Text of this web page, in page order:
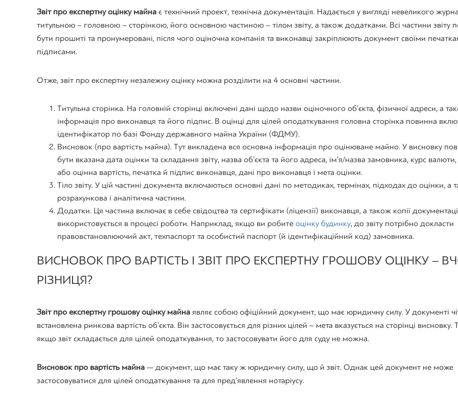
Звіт про експертну оцінку майна є технічний проект, технічна документація. Надається у вигляді невеликого
титульною – головною – сторінкою, його основною частиною – тілом звіту, а також додатками. Всі частини звіту
бути прошиті та пронумеровані, після чого оціночна компанія та виконавці закріплюють документ своїми
підписами.
Отже, звіт про експертну незалежну оцінку можна розділити на 4 основні частини.
Титульна сторінка. На головній сторінці включені дані щодо назви оціночного об’єкта, фізичної адреси, а
інформація про виконавця та його підпис. В оцінці для цілей оподаткування головна сторінка повинна
ідентифікатор по базі Фонду державного майна України (ФДМУ).
Висновок (про вартість майна). Тут викладена вся основна інформація про оцінюване майно. У висновку
бути вказана дата оцінки та складання звіту, назва об’єкта та його адреса, ім’я/назва замовника, курс
або оцінна вартість, печатка й підпис виконавця, дані про виконавця і мета оцінки.
Тіло звіту. У цій частині документа включаються основні дані по методиках, термінах, підходах до оцінки, а
розрахункова і аналітична частини.
Додатки. Ця частина включає в себе свідоцтва та сертифікати (ліцензії) виконавця, а також копії
використовується в процесі роботи. Наприклад, якщо ви робите оцінку будинку, до звіту потрібно докласти
правовстановлюючий акт, техпаспорт та особистий паспорт (й ідентифікаційний код) замовника.
ВИСНОВОК ПРО ВАРТІСТЬ І ЗВІТ ПРО ЕКСПЕРТНУ ГРОШОВУ ОЦІНКУ – В
РІЗНИЦЯ?
Звіт про експертну грошову оцінку майна являє собою офіційний документ, що має юридичну силу. У документі
встановлена ринкова вартість об’єкта. Він застосовується для різних цілей – мета вказується на сторінці висновку.
якщо звіт складається для цілей оподаткування, то застосовувати його для суду не можна.
Висновок про вартість майна — документ, що має таку ж юридичну силу, що й звіт. Однак цей документ не може
застосовуватися для цілей оподаткування та для пред’явлення нотаріусу.